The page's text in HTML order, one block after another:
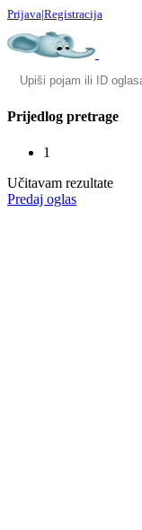
Prijava|Registracija
Prijedlog pretrage
1
Učitavam rezultate
Predaj oglas